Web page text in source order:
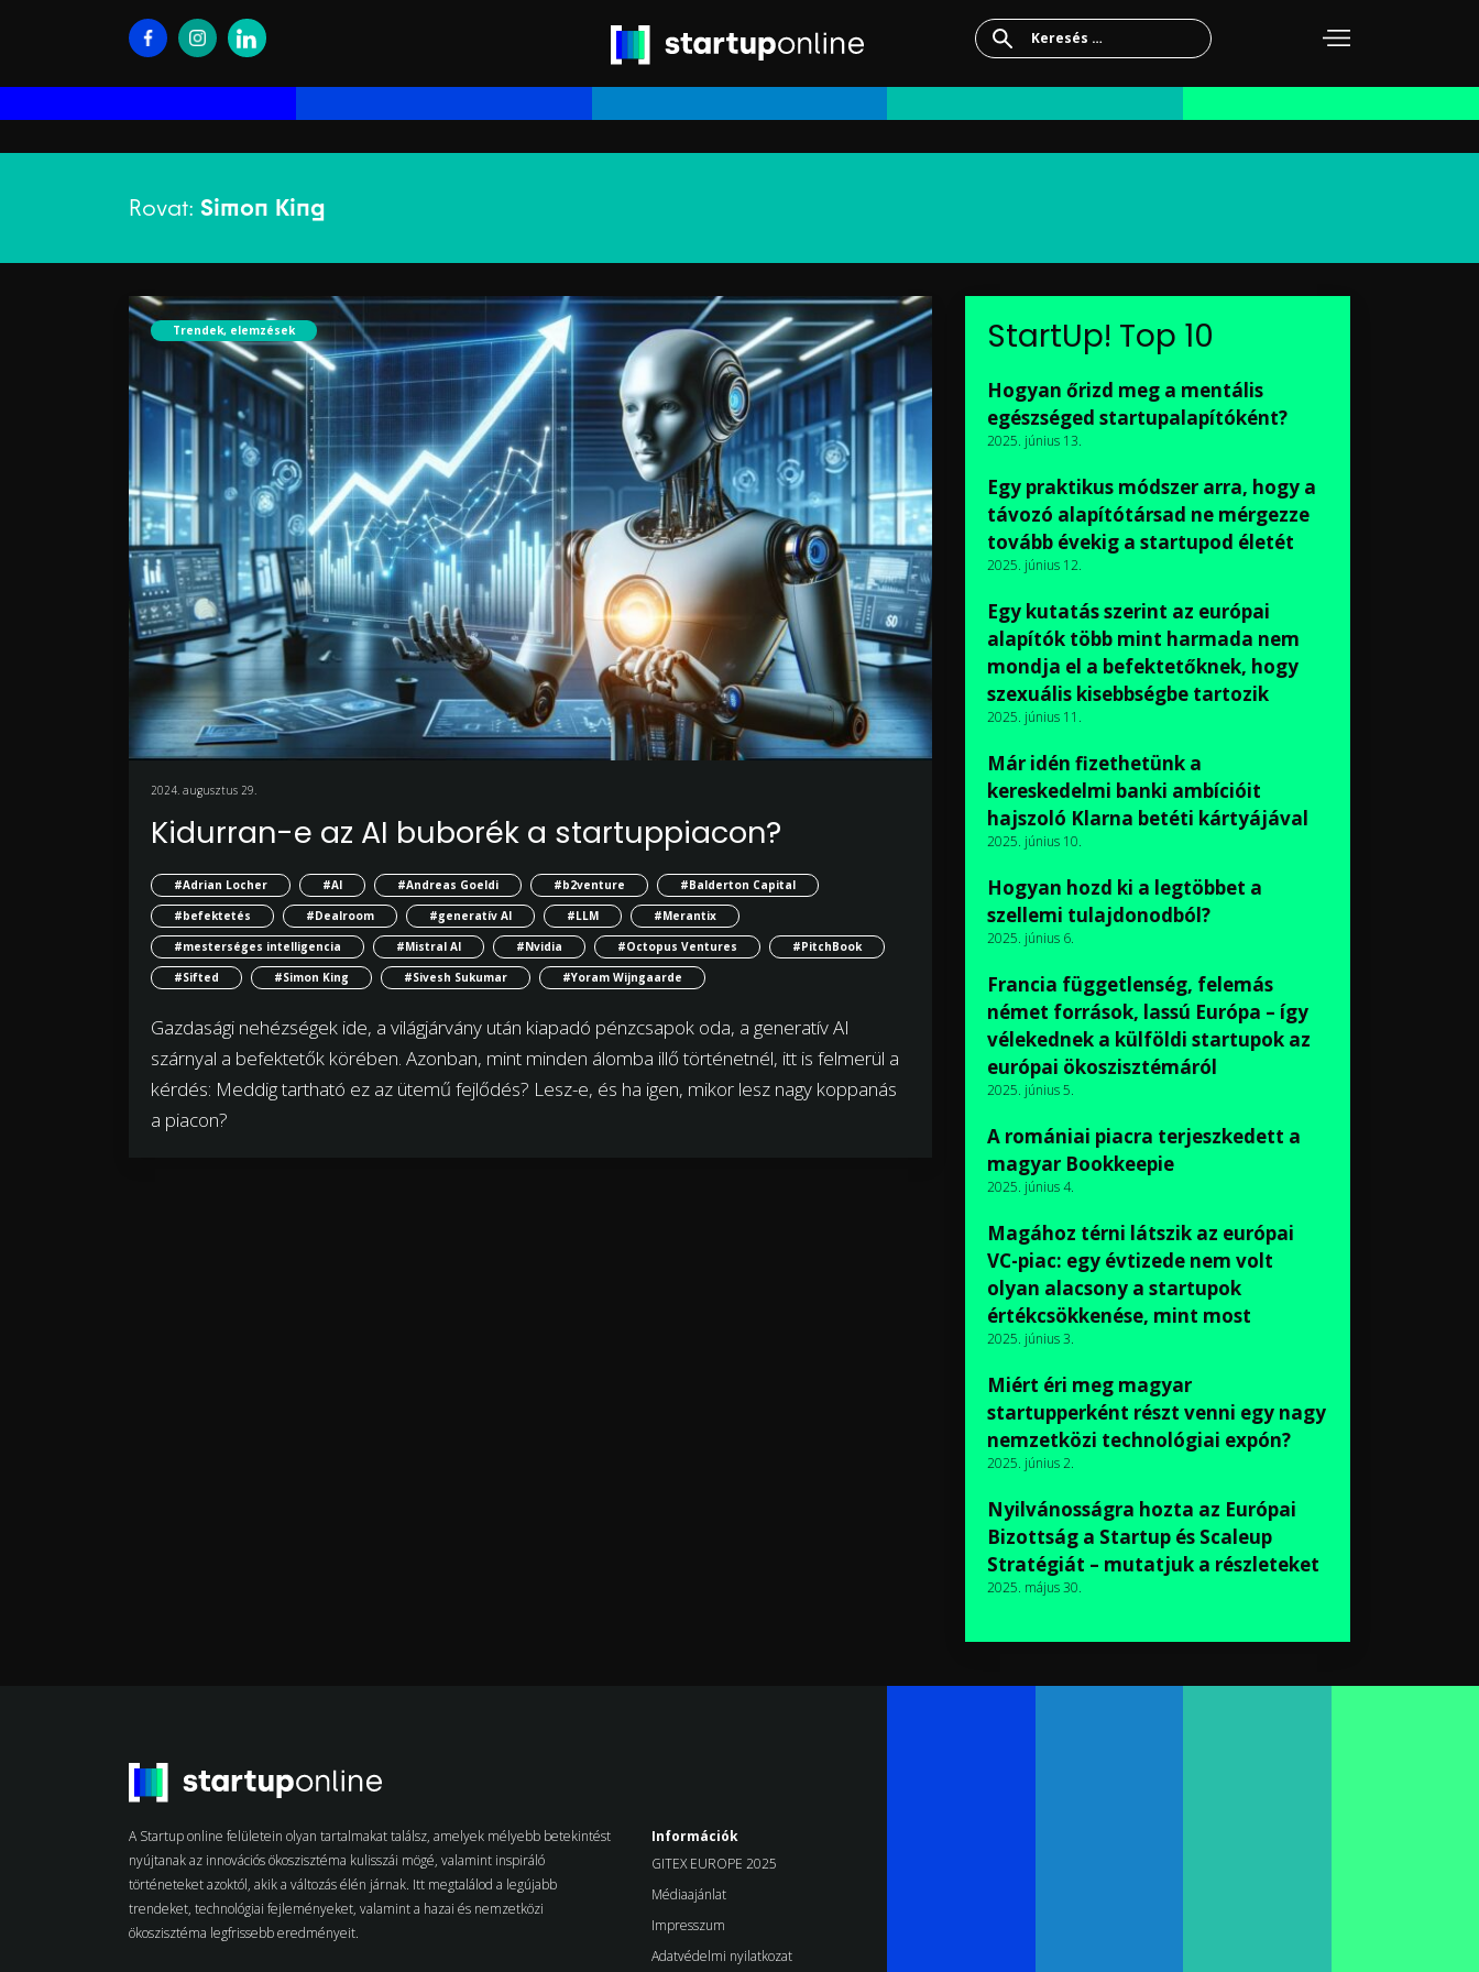
Keresés:
Rovat: Simon King
Trendek, elemzések
2024. augusztus 29.
Kidurran-e az AI buborék a startuppiacon?
#Adrian Locher #AI #Andreas Goeldi #b2venture
#Balderton Capital
#befektetés
#Dealroom #generatív AI #LLM
#Merantix
#mesterséges intelligencia
#Mistral AI #Nvidia #Octopus Ventures
#PitchBook
#Sifted
#Simon King #Sivesh Sukumar #Yoram Wijngaarde
Gazdasági nehézségek ide, a világjárvány után kiapadó pénzcsapok oda, a generatív AI
szárnyal a befektetők körében. Azonban, mint minden álomba illő történetnél, itt is felmerül a
kérdés: Meddig tartható ez az ütemű fejlődés? Lesz-e, és ha igen, mikor lesz nagy koppanás
a piacon?
StartUp! Top 10
Hogyan őrizd meg a mentális
egészséged startupalapítóként?
2025. június 13.
Egy praktikus módszer arra, hogy a
távozó alapítótársad ne mérgezze
tovább évekig a startupod életét
2025. június 12.
Egy kutatás szerint az európai
alapítók több mint harmada nem
mondja el a befektetőknek, hogy
szexuális kisebbségbe tartozik
2025. június 11.
Már idén fizethetünk a
kereskedelmi banki ambícióit
hajszoló Klarna betéti kártyájával
2025. június 10.
Hogyan hozd ki a legtöbbet a
szellemi tulajdonodból?
2025. június 6.
Francia függetlenség, felemás
német források, lassú Európa – így
vélekednek a külföldi startupok az
európai ökoszisztémáról
2025. június 5.
A romániai piacra terjeszkedett a
magyar Bookkeepie
2025. június 4.
Magához térni látszik az európai
VC-piac: egy évtizede nem volt
olyan alacsony a startupok
értékcsökkenése, mint most
2025. június 3.
Miért éri meg magyar
startupperként részt venni egy nagy
nemzetközi technológiai expón?
2025. június 2.
Nyilvánosságra hozta az Európai
Bizottság a Startup és Scaleup
Stratégiát – mutatjuk a részleteket
2025. május 30.
A Startup online felületein olyan tartalmakat találsz, amelyek mélyebb betekintést
nyújtanak az innovációs ökoszisztéma kulisszái mögé, valamint inspiráló
történeteket azoktól, akik a változás élén járnak. Itt megtalálod a legújabb
trendeket, technológiai fejleményeket, valamint a hazai és nemzetközi
ökoszisztéma legfrissebb eredményeit.
Információk
GITEX EUROPE 2025
Médiaajánlat
Impresszum
Adatvédelmi nyilatkozat